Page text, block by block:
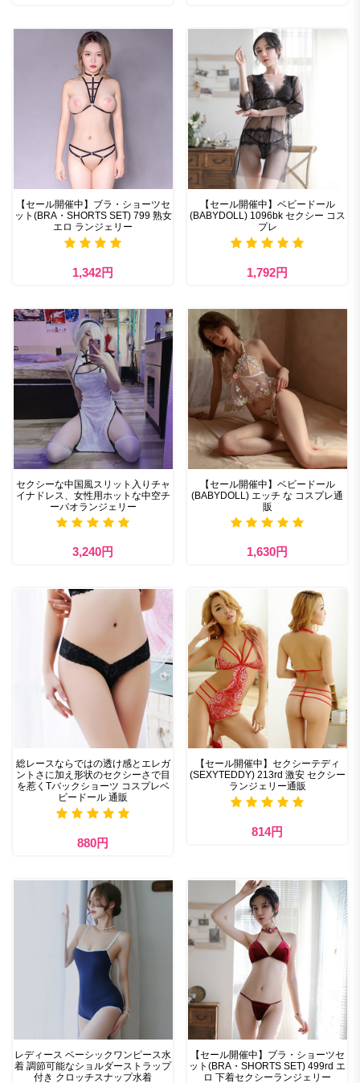
【セール開催中】ブラ・ショーツセ
ット(BRA・SHORTS SET) 799 熟女
エロ ランジェリー
1,342円
【セール開催中】ベビードール
(BABYDOLL) 1096bk セクシー コス
プレ
1,792円
セクシーな中国風スリット入りチャ
イナドレス、女性用ホットな中空チ
ーパオランジェリー
3,240円
【セール開催中】ベビードール
(BABYDOLL) エッチ な コスプレ通
販
1,630円
総レースならではの透け感とエレガ
ントさに加え形状のセクシーさで目
を惹くTバックショーツ コスプレベ
ビードール 通販
880円
【セール開催中】セクシーテディ
(SEXYTEDDY) 213rd 激安 セクシー
ランジェリー通販
814円
レディース ベーシックワンピース水
着 調節可能なショルダーストラップ
付き クロッチスナップ水着
【セール開催中】ブラ・ショーツセ
ット(BRA・SHORTS SET) 499rd エ
ロ 下着セクシーランジェリー